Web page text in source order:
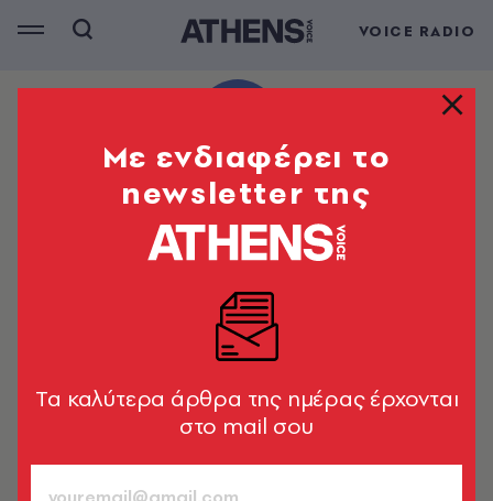
VOICE RADIO
Mε ενδιαφέρει το
newsletter της
Tα καλύτερα άρθρα της ημέρας έρχονται
στο mail σου